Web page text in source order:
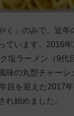
く」のみで、近年
ています。2016
塩ラーメン（9代
味の丸型チャーシ
目を迎えた2017
れ始めました。